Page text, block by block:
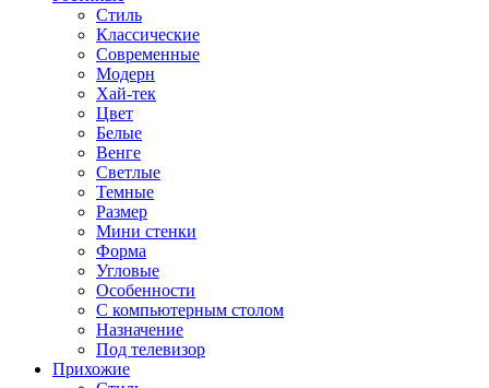
Стиль
Классические
Современные
Модерн
Хай-тек
Цвет
Белые
Венге
Светлые
Темные
Размер
Мини стенки
Форма
Угловые
Особенности
С компьютерным столом
Назначение
Под телевизор
Прихожие